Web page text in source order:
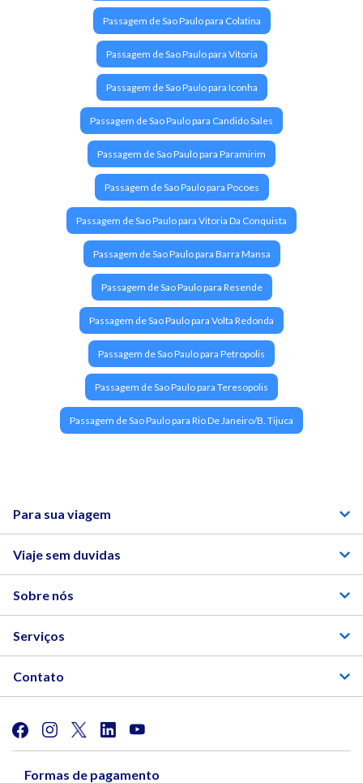
Passagem de Sao Paulo para Colatina
Passagem de Sao Paulo para Vitoria
Passagem de Sao Paulo para Iconha
Passagem de Sao Paulo para Candido Sales
Passagem de Sao Paulo para Paramirim
Passagem de Sao Paulo para Pocoes
Passagem de Sao Paulo para Vitoria Da Conquista
Passagem de Sao Paulo para Barra Mansa
Passagem de Sao Paulo para Resende
Passagem de Sao Paulo para Volta Redonda
Passagem de Sao Paulo para Petropolis
Passagem de Sao Paulo para Teresopolis
Passagem de Sao Paulo para Rio De Janeiro/B. Tijuca
Para sua viagem
Viaje sem duvidas
Sobre nós
Serviços
Contato
Formas de pagamento